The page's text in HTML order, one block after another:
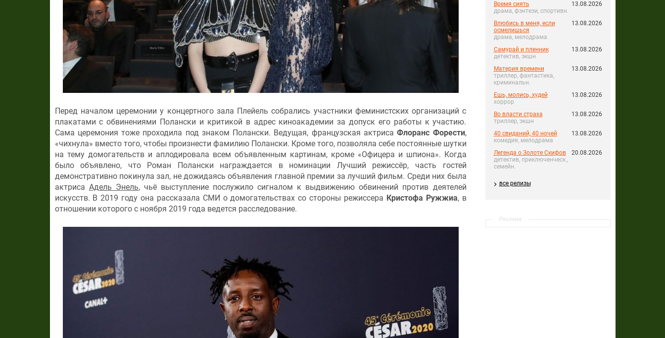
Время сиять
драма, фэнтези, спортивн.
13.08.2026
Влюбись в меня, если
осмелишься
драма, мелодрама
13.08.2026
Самурай и пленник
детектив, экшн
13.08.2026
Материя времени
триллер, фантастика,
криминальн.
13.08.2026
Ешь, молись, худей
хоррор
13.08.2026
Во власти страха
триллер, экшн
13.08.2026
40 свиданий, 40 ночей
комедия, мелодрама
13.08.2026
Легенда о Золоте Скифов
детектив, приключенческ.,
семейн.
20.08.2026
все релизы
Реклама
Перед началом церемонии у концертного зала Плейель собрались участники феминистских организаций с
плакатами с обвинениями Полански и критикой в адрес киноакадемии за допуск его работы к участию.
Сама церемония тоже проходила под знаком Полански. Ведущая, французская актрисаФлоранс Форести,
«чихнула» вместо того, чтобы произнести фамилию Полански. Кроме того, позволяла себе постоянные шутки
на тему домогательств и аплодировала всем объявленным картинам, кроме «Офицера и шпиона». Когда
было объявлено, что Роман Полански награждается в номинации Лучший режиссёр, часть гостей
демонстративно покинула зал, не дожидаясь объявления главной премии за лучший фильм. Среди них была
актриса Адель Энель, чьё выступление послужило сигналом к выдвижению обвинений против деятелей
искусств. В 2019 году она рассказала СМИ о домогательствах со стороны режиссера Кристофа Ружжиа, в
отношении которого с ноября 2019 года ведется расследование.